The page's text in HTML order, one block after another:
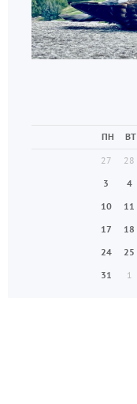
ПН ВТ
27
28
3
4
10
11
17
18
24
25
31
1